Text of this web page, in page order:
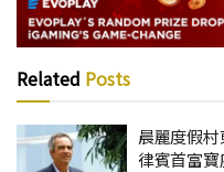
Related Posts
晨麗度假
律賓首富寶